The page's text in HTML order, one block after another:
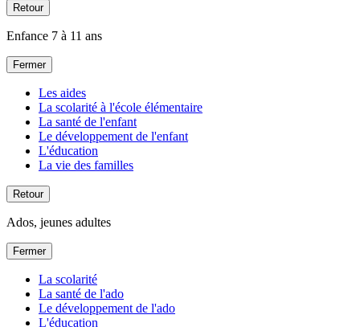
Retour
Enfance 7 à 11 ans
Fermer
Les aides
La scolarité à l'école élémentaire
La santé de l'enfant
Le développement de l'enfant
L'éducation
La vie des familles
Retour
Ados, jeunes adultes
Fermer
La scolarité
La santé de l'ado
Le développement de l'ado
L'éducation